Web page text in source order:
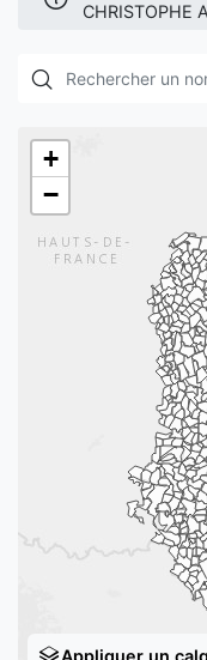
CHRISTOPHE
+
−
Appliquer un